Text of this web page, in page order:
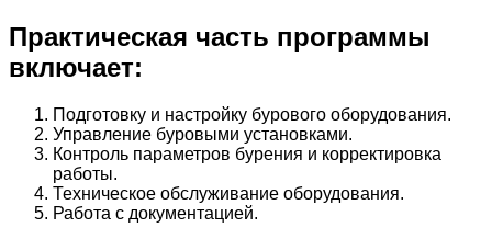
Практическая часть программы
включает:
Подготовку и настройку бурового оборудования.
Управление буровыми установками.
Контроль параметров бурения и корректировка
работы.
Техническое обслуживание оборудования.
Работа с документацией.